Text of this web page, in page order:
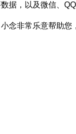
据，以及微信、QQ
念非常乐意帮助您